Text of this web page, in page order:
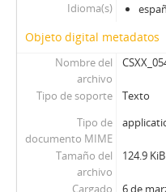
Idioma(s)
Objeto digital metadatos
Nombre del
archivo
Tipo de soporte
Texto
Tipo de
documento MIME
Tamaño del
archivo
124.9 KiB
Cargado 6 de